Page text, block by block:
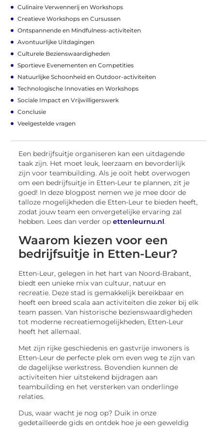
Culinaire Verwennerij en Workshops
Creatieve Workshops en Cursussen
Ontspannende en Mindfulness-activiteiten
Avontuurlijke Uitdagingen
Culturele Bezienswaardigheden
Sportieve Evenementen en Competities
Natuurlijke Schoonheid en Outdoor-activiteiten
Technologische Innovaties en Workshops
Sociale Impact en Vrijwilligerswerk
Conclusie
Veelgestelde vragen
Een bedrijfsuitje organiseren kan een uitdagende
taak zijn. Het moet leuk, leerzaam en bevorderlijk
zijn voor teambuilding. Als je ooit hebt overwogen
om een bedrijfsuitje in Etten-Leur te plannen, zit je
goed! In deze blogpost nemen we je mee door de
talloze mogelijkheden die Etten-Leur te bieden heeft,
zodat jouw team een onvergetelijke ervaring zal
hebben. Lees dan verder opettenleurnu.nl.
Waarom kiezen voor een
bedrijfsuitje in Etten-Leur?
Etten-Leur, gelegen in het hart van Noord-Brabant,
biedt een unieke mix van cultuur, natuur en
recreatie. Deze stad is gemakkelijk bereikbaar en
heeft een breed scala aan activiteiten die zeker bij elk
team passen. Van historische bezienswaardigheden
tot moderne recreatiemogelijkheden, Etten-Leur
heeft het allemaal.
Met zijn rijke geschiedenis en gastvrije inwoners is
Etten-Leur de perfecte plek om even weg te zijn van
de dagelijkse werkstress. Bovendien kunnen de
activiteiten hier uitstekend bijdragen aan
teambuilding en het versterken van onderlinge
relaties.
Dus, waar wacht je nog op? Duik in onze
gedetailleerde gids en ontdek hoe je een geweldig